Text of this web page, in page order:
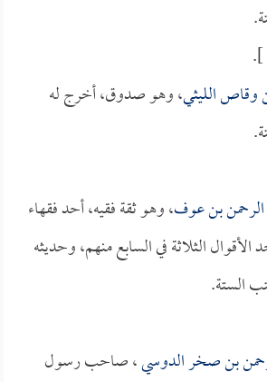
].
وقاص الليثي، وهو صدوق، أخرج له
بن عوف، وهو ثقة فقيه، أحد فقهاء
الأقوال الثلاثة في السابع منهم، وحديثه
الستة.
بن صخر الدوسي، صاحب رسول